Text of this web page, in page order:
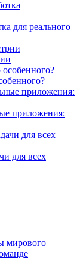
для реального
приложения:
для всех